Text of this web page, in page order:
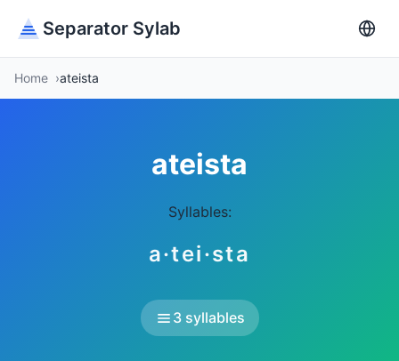
Separator Sylab
Home ateista
ateista
Syllables:
a·tei·sta
3 syllables